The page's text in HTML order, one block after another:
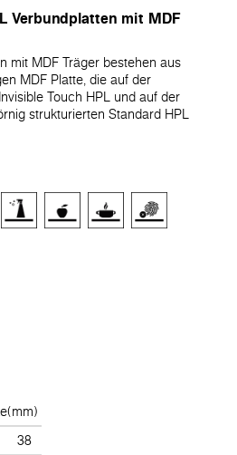
Verbundplatten mit MDF
mit MDF Träger bestehen aus
MDF Platte, die auf der
Touch HPL und auf der
strukturierten Standard HPL
38